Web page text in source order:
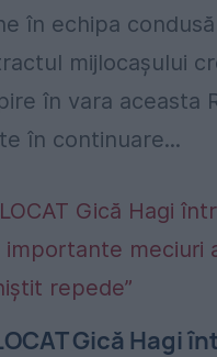
în echipa
mijlocașului
în vara aceasta
în continuare...
Gică Hagi